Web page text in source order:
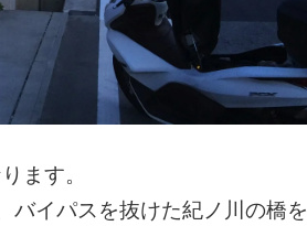
ます。
バイパスを抜けた紀ノ川の橋を